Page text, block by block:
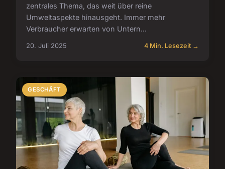
zentrales Thema, das weit über reine
Umweltaspekte hinausgeht. Immer mehr
Verbraucher erwarten von Untern...
20. Juli 2025 4 Min. Lesezeit →
GESCHÄFT